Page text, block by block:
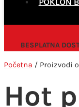
BESPLATNA
Početna / Proizvodi
Hot